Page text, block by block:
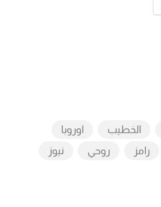
الخطيب
اوروبا
رامز روحي
نيوز